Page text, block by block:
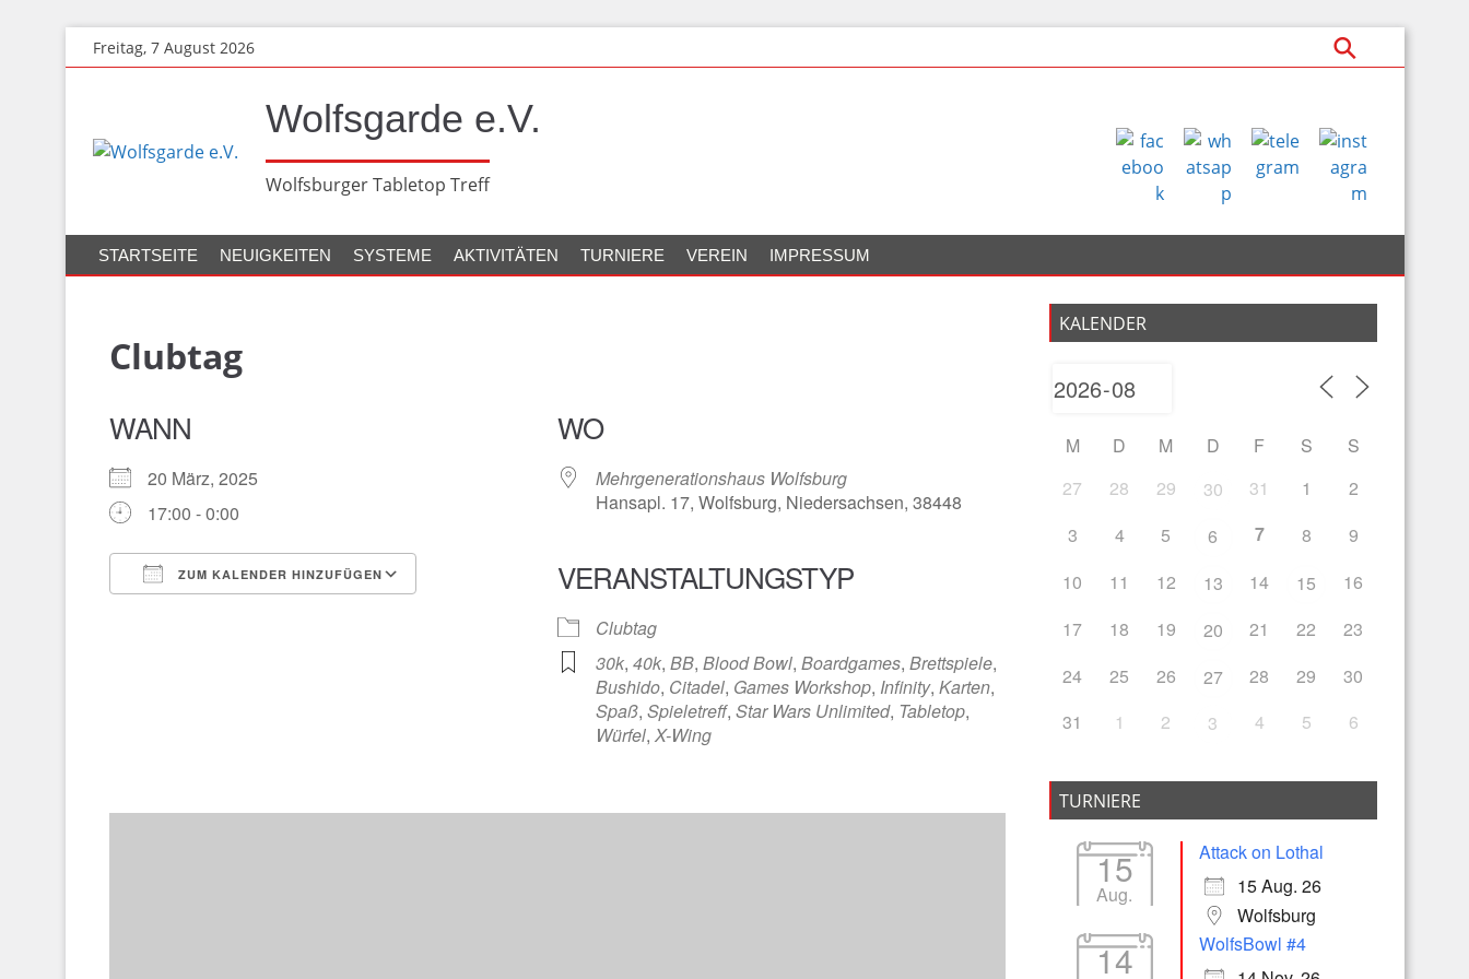
Zum
Hauptinhalt
Freitag, 7 August 2026
Wolfsgarde e.V.
Wolfsburger Tabletop Treff
STARTSEITE NEUIGKEITEN SYSTEME AKTIVITÄTEN TURNIERE VEREIN IMPRESSUM
Clubtag
WANN
20 März, 2025
17:00 - 0:00
ZUM KALENDER HINZUFÜGEN
WO
Mehrgenerationshaus Wolfsburg
Hansapl. 17, Wolfsburg, Niedersachsen, 38448
VERANSTALTUNGSTYP
Clubtag
30k, 40k, BB, Blood Bowl, Boardgames, Brettspiele,
Bushido, Citadel, Games Workshop, Infinity, Karten,
Spaß, Spieletreff, Star Wars Unlimited, Tabletop,
Würfel, X-Wing
KALENDER
M D M D F S
S
27
28 29 30 31 1
2
3
4 5 6 7 8
9
10
11 12 13 14 15
16
17
18 19 20 21 22
23
24
25 26 27 28 29
30
31
1 2 3 4 5 6
TURNIERE
15
Aug.
Attack on Lothal
15 Aug. 26
Wolfsburg
14
WolfsBowl #4